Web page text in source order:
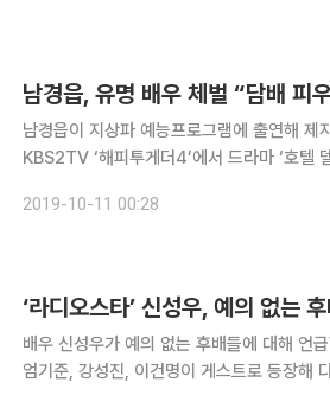
남경읍, 유명 배우 체벌 “담배 피
남경읍이 지상파 예능프로그램에 출연해 제자 양성에 힘
KBS2TV ‘해피투게더4’에서 드라마 ‘호텔
상식 마다 남경읍의 이름을 언급하는 것으로
2019-10-11 00:28
배우 신성우가 예의 없는 후배들에 대해 언급했다. 13일 방송된 MBC ‘라디오스타’에
엄기준, 강성진, 이건명이 게스트로 등장해 다양한 이야기를 나